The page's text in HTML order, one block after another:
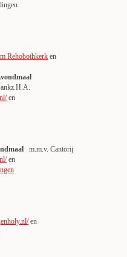
Rehobothkerk en
en
m.m.v. Cantorij
en
en